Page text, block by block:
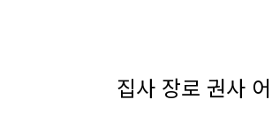
집사 장로 권사